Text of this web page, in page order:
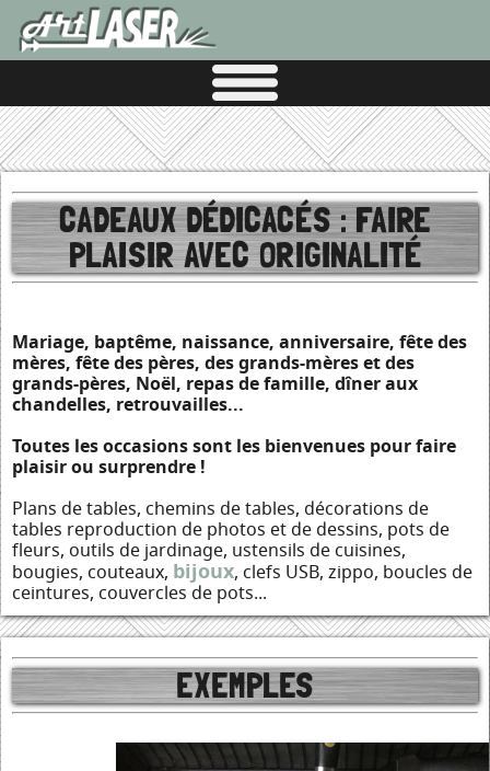
CADEAUX DÉDICACÉS : FAIRE
PLAISIR AVEC ORIGINALITÉ
Mariage, baptême, naissance, anniversaire, fête des
mères, fête des pères, des grands-mères et des
grands-pères, Noël, repas de famille, dîner aux
chandelles, retrouvailles...
Toutes les occasions sont les bienvenues pour faire
plaisir ou surprendre !
Plans de tables, chemins de tables, décorations de
tables reproduction de photos et de dessins, pots de
fleurs, outils de jardinage, ustensils de cuisines,
bougies, couteaux, bijoux, clefs USB, zippo, boucles de
ceintures, couvercles de pots...
EXEMPLES